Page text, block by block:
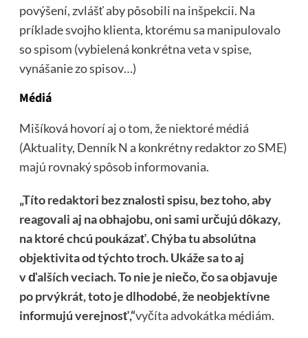
povýšení, zvlášť aby pôsobili na inšpekcii. Na
príklade svojho klienta, ktorému sa manipulovalo
so spisom (vybielená konkrétna veta v spise,
vynášanie zo spisov…)
Médiá
Mišíková hovorí aj o tom, že niektoré médiá
(Aktuality, Denník N a konkrétny redaktor zo SME)
majú rovnaký spôsob informovania.
„Títo redaktori bez znalosti spisu, bez toho, aby
reagovali aj na obhajobu, oni sami určujú dôkazy,
na ktoré chcú poukázať. Chýba tu absolútna
objektivita od týchto troch. Ukáže sa to aj
v ďalších veciach. To nie je niečo, čo sa objavuje
po prvýkrát, toto je dlhodobé, že neobjektívne
informujú verejnosť,“vyčítaadvokátka médiám.